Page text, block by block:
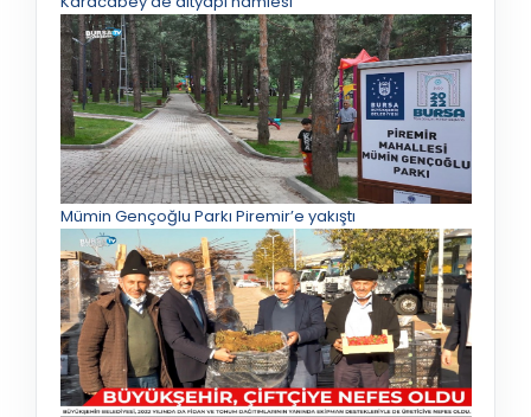
Mümin Gençoğlu Parkı Piremir’e yakıştı